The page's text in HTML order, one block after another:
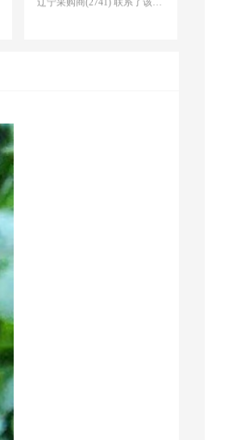
采购商(4444) 联系了该商家